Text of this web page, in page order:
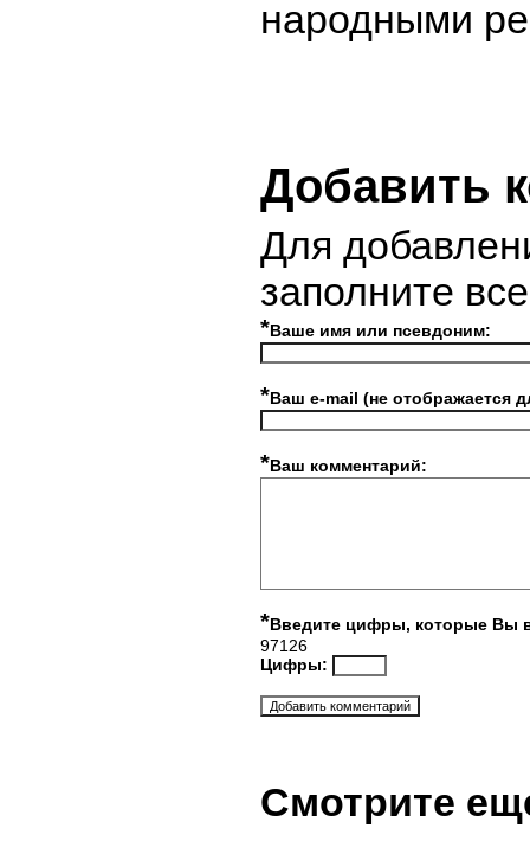
народными
Добавить
Для
заполните
*Ваше имя или псевдоним:
*Ваш e-mail (не отображается
*Ваш комментарий:
*Введите цифры, которые Вы
97126
Цифры:
Смотрите